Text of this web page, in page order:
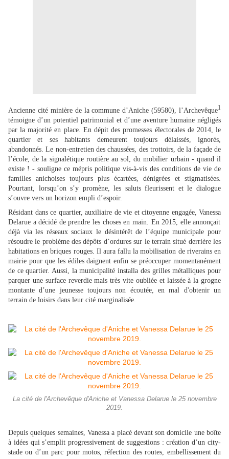
Ancienne cité minière de la commune d’Aniche (59580), l’Archevêque1
témoigne d’un potentiel patrimonial et d’une aventure humaine négligés
par la majorité en place. En dépit des promesses électorales de 2014, le
quartier et ses habitants demeurent toujours délaissés, ignorés,
abandonnés. Le non-entretien des chaussées, des trottoirs, de la façade de
l’école, de la signalétique routière au sol, du mobilier urbain - quand il
existe ! - souligne ce mépris politique vis-à-vis des conditions de vie de
familles anichoises toujours plus écartées, dénigrées et stigmatisées.
Pourtant, lorsqu’on s’y promène, les saluts fleurissent et le dialogue
s’ouvre vers un horizon empli d’espoir.
Résidant dans ce quartier, auxiliaire de vie et citoyenne engagée, Vanessa
Delarue adécidé de prendre les choses en main. En 2015, elle annonçait
déjà via les réseaux sociaux le désintérêt de l’équipe municipale pour
résoudre le problème des dépôts d’ordures sur le terrain situé derrière les
habitationsen briques rouges. Il aura fallu la mobilisation de riverains en
mairie pour que les édiles daignent enfin se préoccuper momentanément
de ce quartier. Aussi, la municipalité installa des grilles métalliques pour
parquer une surface reverdie mais très vite oubliée et laissée à la grogne
montante d’une jeunesse toujours non écoutée, en mal d'obtenir un
terrain de loisirs dans leur cité marginalisée.
La cité de l'Archevêque d'Aniche et Vanessa Delarue le 25 novembre
2019.
Depuis quelques semaines, Vanessa a placé devant son domicile une boîte
à idées qui s’emplit progressivement de suggestions : création d’un city-
stade ou d’un parc pour motos, réfection des routes, embellissement du